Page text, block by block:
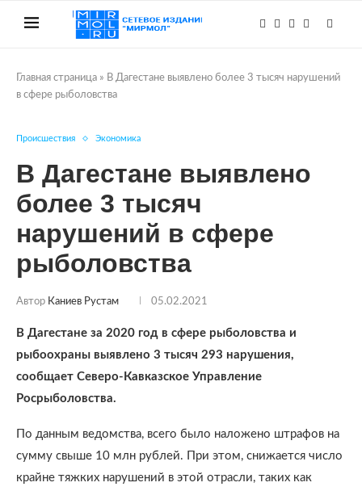
Главная страница » В Дагестане выявлено более 3 тысяч нарушений
в сфере рыболовства
Происшествия Экономика
В Дагестане выявлено
более 3 тысяч
нарушений в сфере
рыболовства
Автор Каниев Рустам 05.02.2021
В Дагестане за 2020 год в сфере рыболовства и
рыбоохраны выявлено 3 тысяч 293 нарушения,
сообщает Северо-Кавказское Управление
Росрыболовства.
По данным ведомства, всего было наложено штрафов на
сумму свыше 10 млн рублей. При этом, снижается число
крайне тяжких нарушений в этой отрасли, таких как